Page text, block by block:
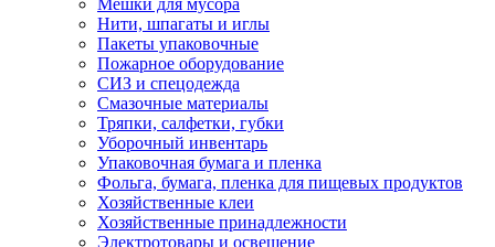
Мешки для мусора
Нити, шпагаты и иглы
Пакеты упаковочные
Пожарное оборудование
СИЗ и спецодежда
Смазочные материалы
Тряпки, салфетки, губки
Уборочный инвентарь
Упаковочная бумага и пленка
Фольга, бумага, пленка для пищевых продуктов
Хозяйственные клеи
Хозяйственные принадлежности
Электротовары и освещение